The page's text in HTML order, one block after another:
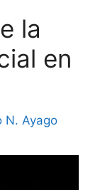
la
en
N. Ayago